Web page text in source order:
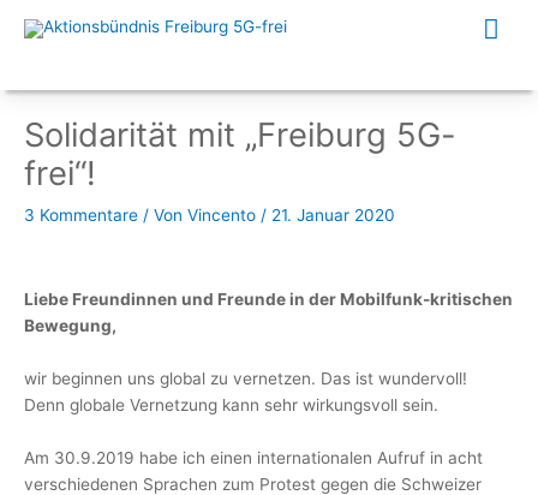
Inhalt
Solidarität mit „Freiburg 5G-
frei“!
3 Kommentare / Von Vincento / 21. Januar 2020
Liebe Freundinnen und Freunde in der Mobilfunk-kritischen
Bewegung,
wir beginnen uns global zu vernetzen. Das ist wundervoll!
Denn globale Vernetzung kann sehr wirkungsvoll sein.
Am 30.9.2019 habe ich einen internationalen Aufruf in acht
verschiedenen Sprachen zum Protest gegen die Schweizer